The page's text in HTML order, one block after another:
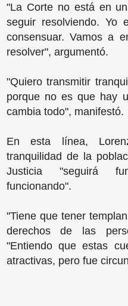
"La Corte no está en
seguir resolviendo. Yo
consensuar. Vamos a
resolver", argumentó.
"Quiero transmitir
porque no es que hay
cambia todo", manifestó.
En esta línea,
tranquilidad de la
Justicia "seguirá
funcionando".
"Tiene que tener
derechos de las
"Entiendo que estas
atractivas, pero fue